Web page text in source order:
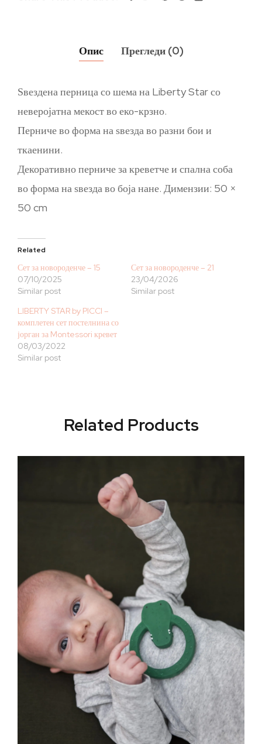
Опис Прегледи (0)
Ѕвездена перница со шема на Liberty Star со
неверојатна мекост во еко-крзно.
Перниче во форма на ѕвезда во разни бои и
ткаенини.
Декоративно перниче за креветче и спална соба
во форма на ѕвезда во боја нане. Димензии: 50 ×
50 cm
Related
Сет за новороденче – 15
07/10/2025
Similar post
Сет за новороденче – 21
23/04/2026
Similar post
LIBERTY STAR by PICCI –
комплетен сет постелнина со
јорган за Montessori кревет
08/03/2022
Similar post
Related Products